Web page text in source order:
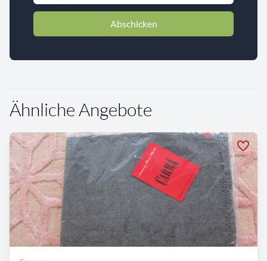
Abschicken
Ähnliche Angebote